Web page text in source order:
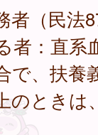
者（民
者：直系
で、扶養
のときは